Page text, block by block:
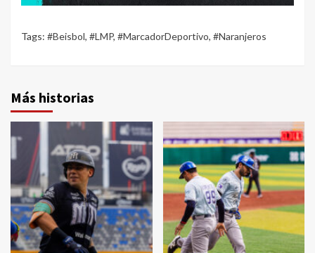
Tags: #Beisbol, #LMP, #MarcadorDeportivo, #Naranjeros
Más historias